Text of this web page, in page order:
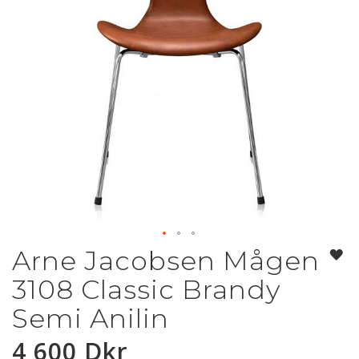
Hoppa
till
början
av
bildgalleriet
Arne Jacobsen Mågen
3108 Classic Brandy
Semi Anilin
4 600 Dkr